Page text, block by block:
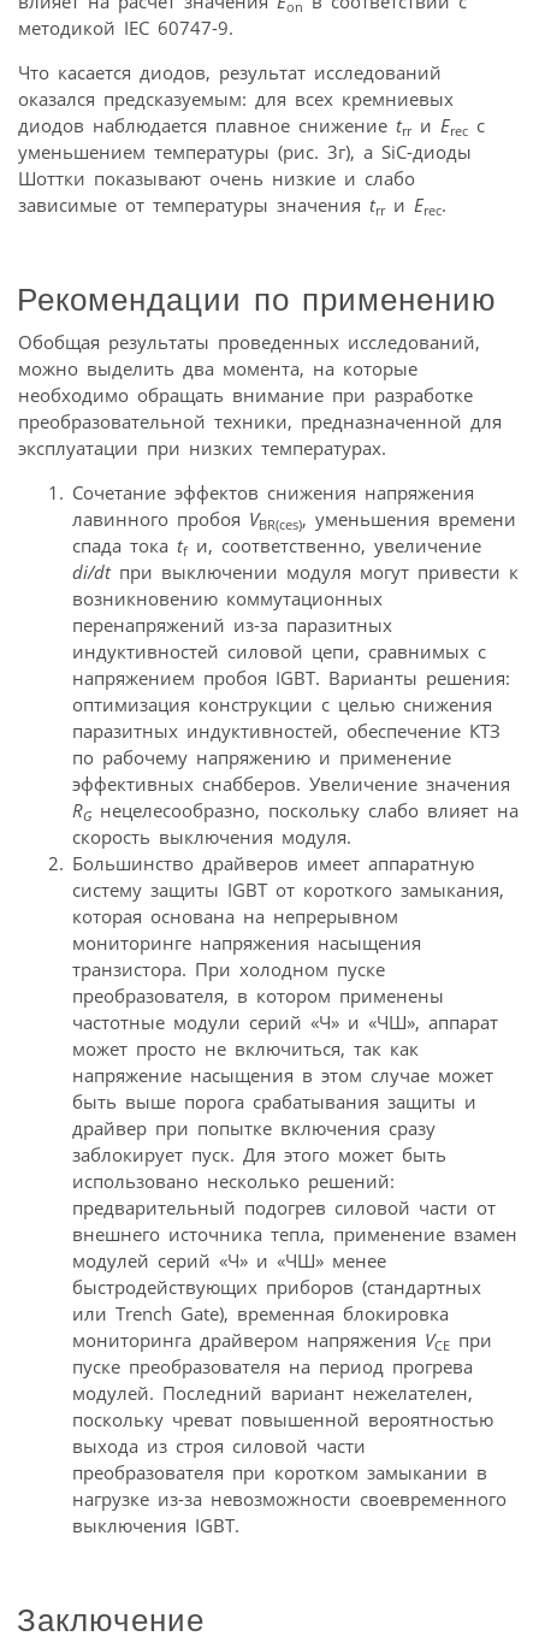
on
методикой IEC 60747-9.
Что касается диодов, результат исследований
оказался предсказуемым: для всех кремниевых
диодов наблюдается плавное снижение trrи Erec с
уменьшением температуры (рис. 3г), а SiC-диоды
Шоттки показывают очень низкие и слабо
зависимые от температуры значения trrи Erec.
Рекомендации по применению
Обобщая результаты проведенных исследований,
можно выделить два момента, на которые
необходимо обращать внимание при разработке
преобразовательной техники, предназначенной для
эксплуатации при низких температурах.
Сочетание эффектов снижения напряжения
лавинного пробоя VBR(ces), уменьшения времени
спада тока tf и, соответственно, увеличение
di/dtпри выключении модуля могут привести к
возникновению коммутационных
перенапряжений из-за паразитных
индуктивностей силовой цепи, сравнимых с
напряжением пробоя IGBT. Варианты решения:
оптимизация конструкции с целью снижения
паразитных индуктивностей, обеспечение КТЗ
по рабочему напряжению и применение
эффективных снабберов. Увеличение значения
RG нецелесообразно, поскольку слабо влияет на
скорость выключения модуля.
Большинство драйверов имеет аппаратную
систему защиты IGBT от короткого замыкания,
которая основана на непрерывном
мониторинге напряжения насыщения
транзистора. При холодном пуске
преобразователя, в котором применены
частотные модули серий «Ч» и «ЧШ», аппарат
может просто не включиться, так как
напряжение насыщения в этом случае может
быть выше порога срабатывания защиты и
драйвер при попытке включения сразу
заблокирует пуск. Для этого может быть
использовано несколько решений:
предварительный подогрев силовой части от
внешнего источника тепла, применение взамен
модулей серий «Ч» и «ЧШ» менее
быстродействующих приборов (стандартных
или Trench Gate), временная блокировка
мониторинга драйвером напряжения VCE при
пуске преобразователя на период прогрева
модулей. Последний вариант нежелателен,
поскольку чреват повышенной вероятностью
выхода из строя силовой части
преобразователя при коротком замыкании в
нагрузке из-за невозможности своевременного
выключения IGBT.
Заключение